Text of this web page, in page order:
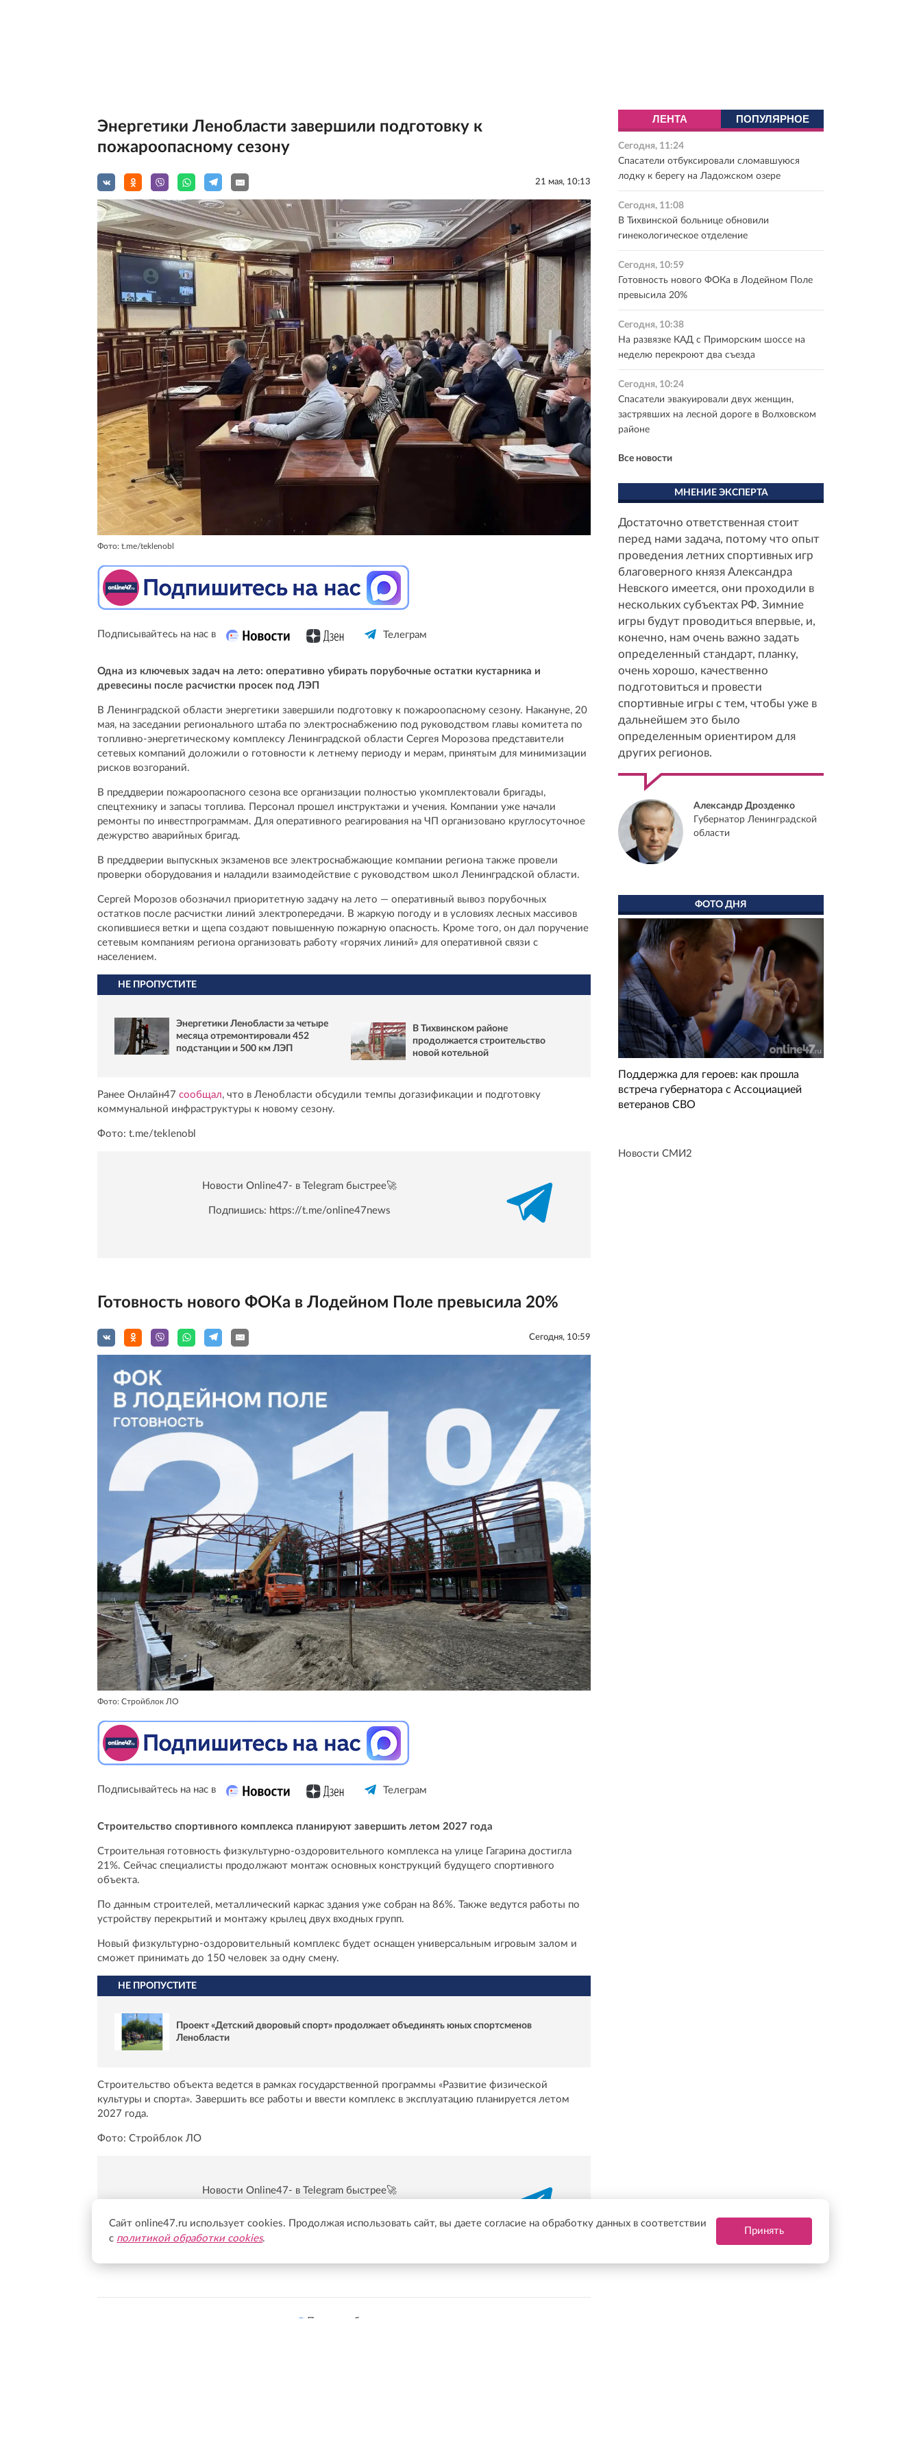
Энергетики Ленобласти завершили подготовку к
пожароопасному сезону
21 мая, 10:13
Фото: t.me/teklenobl
Подписывайтесь на нас в Телеграм
Одна из ключевых задач на лето: оперативно убирать порубочные остатки кустарника и
древесины после расчистки просек под ЛЭП
В Ленинградской области энергетики завершили подготовку к пожароопасному сезону. Накануне, 20
мая, на заседании регионального штаба по электроснабжению под руководством главы комитета по
топливно-энергетическому комплексу Ленинградской области Сергея Морозова представители
сетевых компаний доложили о готовности к летнему периоду и мерам, принятым для минимизации
рисков возгораний.
В преддверии пожароопасного сезона все организации полностью укомплектовали бригады,
спецтехнику и запасы топлива. Персонал прошел инструктажи и учения. Компании уже начали
ремонты по инвестпрограммам. Для оперативного реагирования на ЧП организовано круглосуточное
дежурство аварийных бригад.
В преддверии выпускных экзаменов все электроснабжающие компании региона также провели
проверки оборудования и наладили взаимодействие с руководством школ Ленинградской области.
Сергей Морозов обозначил приоритетную задачу на лето — оперативный вывоз порубочных
остатков после расчистки линий электропередачи. В жаркую погоду и в условиях лесных массивов
скопившиеся ветки и щепа создают повышенную пожарную опасность. Кроме того, он дал поручение
сетевым компаниям региона организовать работу «горячих линий» для оперативной связи с
населением.
НЕ ПРОПУСТИТЕ
Энергетики Ленобласти за четыре
месяца отремонтировали 452
подстанции и 500 км ЛЭП
В Тихвинском районе
продолжается строительство
новой котельной
Ранее Онлайн47 сообщал, что в Ленобласти обсудили темпы догазификации и подготовку
коммунальной инфраструктуры к новому сезону.
Фото: t.me/teklenobl
Новости Online47- в Telegram быстрее🚀
Подпишись: https://t.me/online47news
Готовность нового ФОКа в Лодейном Поле превысила 20%
Сегодня, 10:59
Фото: Стройблок ЛО
Подписывайтесь на нас в Телеграм
Строительство спортивного комплекса планируют завершить летом 2027 года
Строительная готовность физкультурно-оздоровительного комплекса на улице Гагарина достигла
21%. Сейчас специалисты продолжают монтаж основных конструкций будущего спортивного
объекта.
По данным строителей, металлический каркас здания уже собран на 86%. Также ведутся работы по
устройству перекрытий и монтажу крылец двух входных групп.
Новый физкультурно-оздоровительный комплекс будет оснащен универсальным игровым залом и
сможет принимать до 150 человек за одну смену.
НЕ ПРОПУСТИТЕ
Проект «Детский дворовый спорт» продолжает объединять юных спортсменов
Ленобласти
Строительство объекта ведется в рамках государственной программы «Развитие физической
культуры и спорта». Завершить все работы и ввести комплекс в эксплуатацию планируется летом
2027 года.
Фото: Стройблок ЛО
Новости Online47- в Telegram быстрее🚀
Показать больше
ЛЕНТА ПОПУЛЯРНОЕ
Сегодня, 11:24
Спасатели отбуксировали сломавшуюся
лодку к берегу на Ладожском озере
Сегодня, 11:08
В Тихвинской больнице обновили
гинекологическое отделение
Сегодня, 10:59
Готовность нового ФОКа в Лодейном Поле
превысила 20%
Сегодня, 10:38
На развязке КАД с Приморским шоссе на
неделю перекроют два съезда
Сегодня, 10:24
Спасатели эвакуировали двух женщин,
застрявших на лесной дороге в Волховском
районе
Все новости
МНЕНИЕ ЭКСПЕРТА
Достаточно ответственная стоит
перед нами задача, потому что опыт
проведения летних спортивных игр
благоверного князя Александра
Невского имеется, они проходили в
нескольких субъектах РФ. Зимние
игры будут проводиться впервые, и,
конечно, нам очень важно задать
определенный стандарт, планку,
очень хорошо, качественно
подготовиться и провести
спортивные игры с тем, чтобы уже в
дальнейшем это было
определенным ориентиром для
других регионов.
Александр Дрозденко
Губернатор Ленинградской
области
ФОТО ДНЯ
Поддержка для героев: как прошла
встреча губернатора с Ассоциацией
ветеранов СВО
Новости СМИ2
Сайт online47.ru использует cookies. Продолжая использовать сайт, вы даете согласие на обработку данных в соответствии
с политикой обработки cookies.
Принять